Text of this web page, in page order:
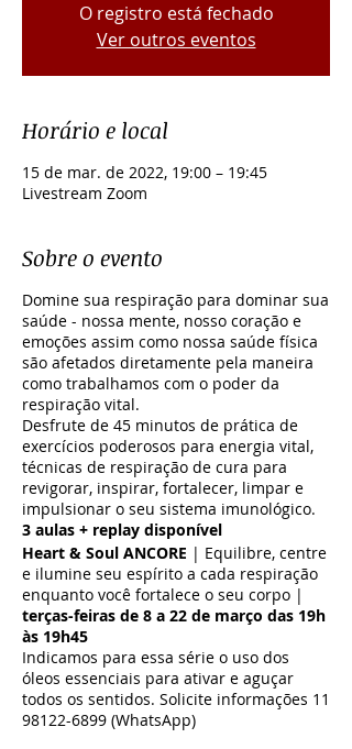
O registro está fechado
Ver outros eventos
Horário e local
15 de mar. de 2022, 19:00 – 19:45
Livestream Zoom
Sobre o evento
Domine sua respiração para dominar sua
saúde - nossa mente, nosso coração e
emoções assim como nossa saúde física
são afetados diretamente pela maneira
como trabalhamos com o poder da
respiração vital.
Desfrute de 45 minutos de prática de
exercícios poderosos para energia vital,
técnicas de respiração de cura para
revigorar, inspirar, fortalecer, limpar e
impulsionar o seu sistema imunológico.
3 aulas + replay disponível
Heart & Soul ANCORE | Equilibre, centre
e ilumine seu espírito a cada respiração
enquanto você fortalece o seu corpo |
terças-feiras de 8 a 22 de março das 19h
às 19h45
Indicamos para essa série o uso dos
óleos essenciais para ativar e aguçar
todos os sentidos. Solicite informações 11
98122-6899 (WhatsApp)